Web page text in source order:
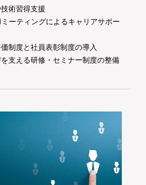
術習得支援
ミーティングによるキャリアサポー
制度と社員表彰制度の導入
を支える研修・セミナー制度の整備